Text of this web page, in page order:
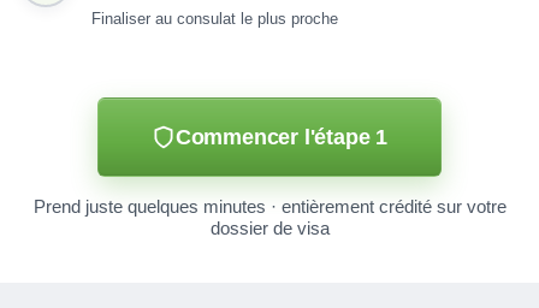
Finaliser au consulat le plus proche
Commencer l'étape 1
Prend juste quelques minutes · entièrement crédité sur votre
dossier de visa